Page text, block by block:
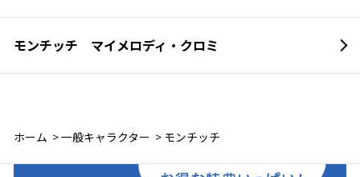
モンチッチ マイメロディ・クロミ
ホーム >一般キャラクター > モンチッチ